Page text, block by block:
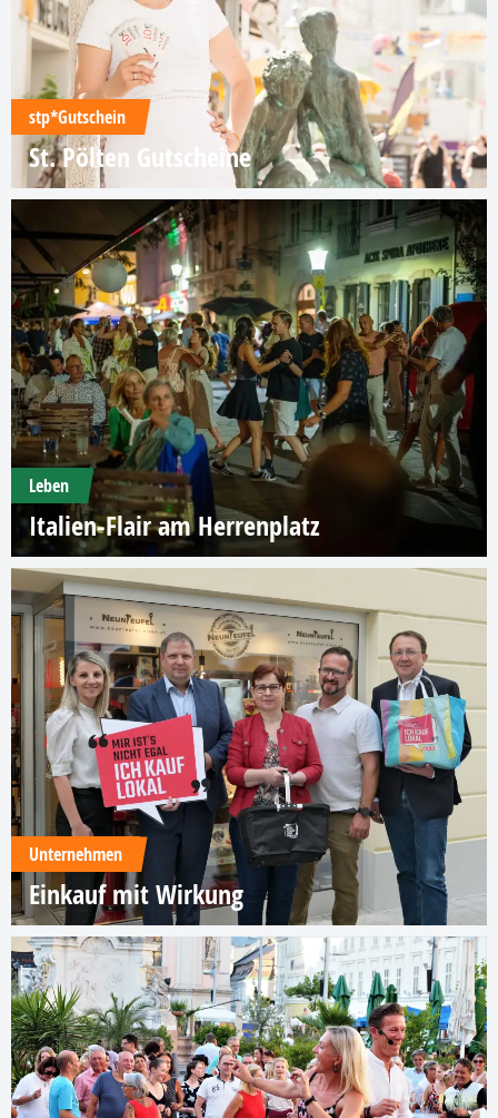
stp*Gutschein
St. Pölten Gutscheine
Leben
Italien-Flair am Herrenplatz
Unternehmen
Einkauf mit Wirkung